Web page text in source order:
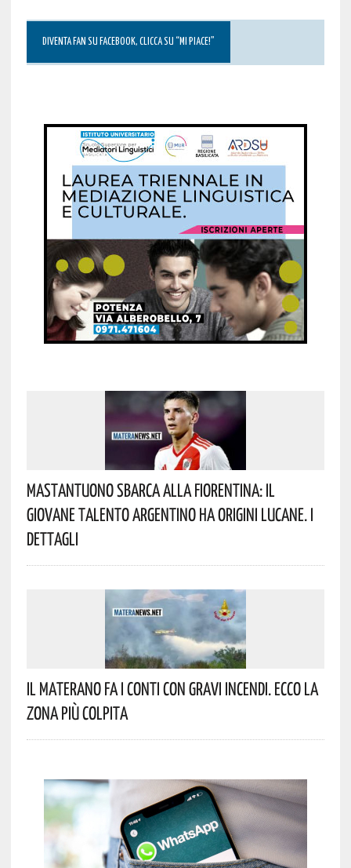
DIVENTA FAN SU FACEBOOK, CLICCA SU “MI PIACE!”
Mastantuono Sbarca Alla Fiorentina: Il
Giovane Talento Argentino Ha Origini Lucane. I
Dettagli
Il Materano Fa I Conti Con Gravi Incendi. Ecco La
Zona Più Colpita